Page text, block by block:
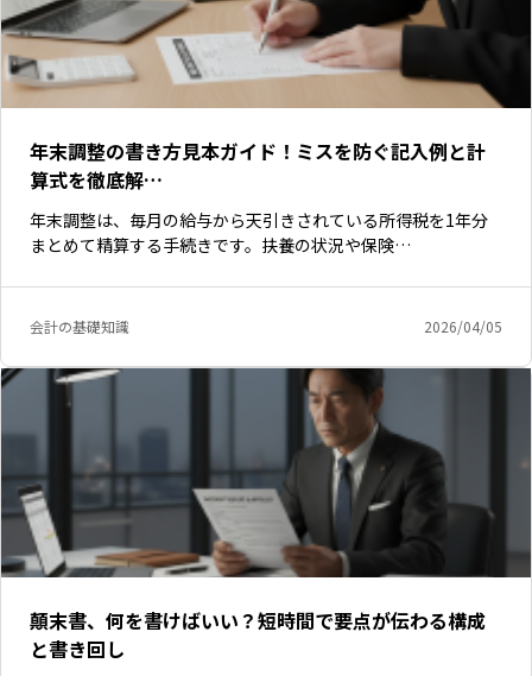
年末調整の書き方見本ガイド！ミスを防ぐ記入例と計
算式を徹底解…
年末調整は、毎月の給与から天引きされている所得税を1年分
まとめて精算する手続きです。扶養の状況や保険…
会計の基礎知識 2026/04/05
顛末書、何を書けばいい？短時間で要点が伝わる構成
と書き回し